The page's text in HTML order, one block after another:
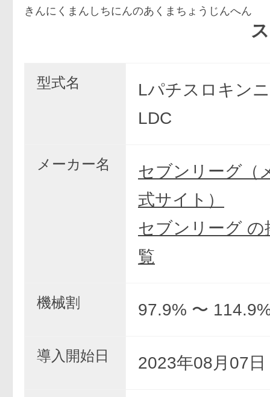
きんにくまんしちにんのあくまちょうじんへん
スマス
型式名
Lパチスロキン
LDC
メーカー名
セブンリーグ（
式サイト）
セブンリーグ の
覧
機械割 97.9% 〜
導入開始日 2023年08月07日